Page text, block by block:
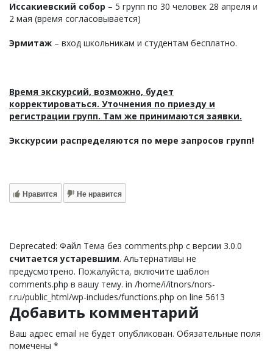
Иссакиевский собор – 5 групп по 30 человек 28 апреля и
2 мая (время согласовывается)
Эрмитаж – вход школьникам и студентам бесплатно.
Время экскурсий, возможно, будет
корректироваться. Уточнения по приезду и
регистрации групп. Там же принимаются заявки.
Экскурсии распределяются по мере запросов групп!
Нравится Не нравится
Deprecated: Файл Тема без comments.php с версии 3.0.0
считается устаревшим. Альтернативы не
предусмотрено. Пожалуйста, включите шаблон
comments.php в вашу тему. in /home/i/itnors/nors-
r.ru/public_html/wp-includes/functions.php on line 5613
Добавить комментарий
Ваш адрес email не будет опубликован. Обязательные поля
помечены *